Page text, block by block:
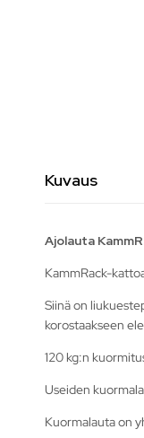
Kuvaus
Ajolauta
KammRack-
Siinä on
korostaakseen
120 kg:n
Useiden
Kuormalauta on